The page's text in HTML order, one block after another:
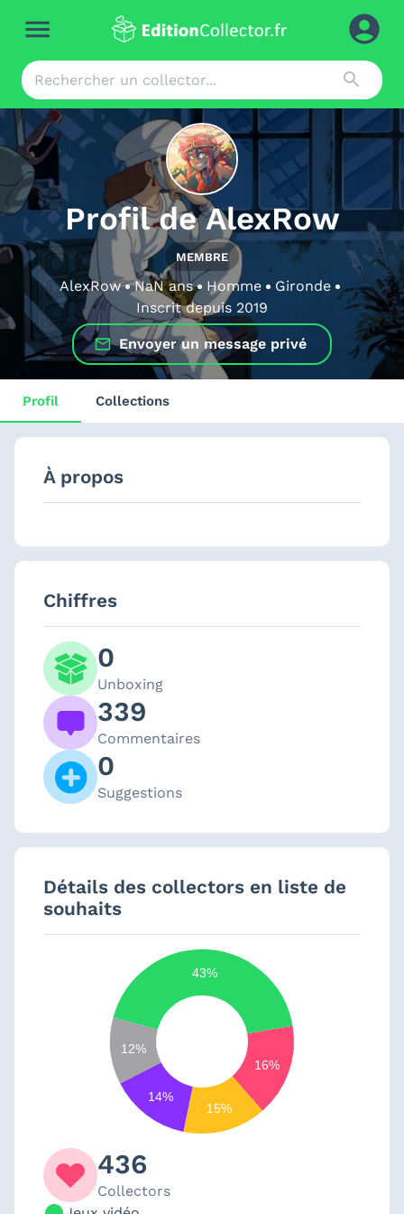
Profil deAlexRow
MEMBRE
AlexRow NaNans Homme
Gironde
Inscrit depuis 2019
Envoyer un message privé
Profil Collections
À propos
Chiffres
0
Unboxing
339
Commentaires
0
Suggestions
Détails des collectors en liste de
souhaits
43%
16%
15%
14%
12%
436
Collectors